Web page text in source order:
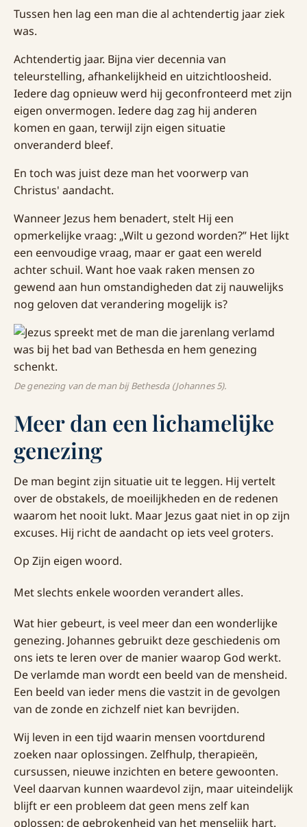
Tussen hen lag een man die al achtendertig jaar ziek
was.
Achtendertig jaar. Bijna vier decennia van
teleurstelling, afhankelijkheid en uitzichtloosheid.
Iedere dag opnieuw werd hij geconfronteerd met zijn
eigen onvermogen. Iedere dag zag hij anderen
komen en gaan, terwijl zijn eigen situatie
onveranderd bleef.
En toch was juist deze man het voorwerp van
Christus' aandacht.
Wanneer Jezus hem benadert, stelt Hij een
opmerkelijke vraag: „Wilt u gezond worden?” Het lijkt
een eenvoudige vraag, maar er gaat een wereld
achter schuil. Want hoe vaak raken mensen zo
gewend aan hun omstandigheden dat zij nauwelijks
nog geloven dat verandering mogelijk is?
De genezing van de man bij Bethesda (Johannes 5).
Meer dan een lichamelijke
genezing
De man begint zijn situatie uit te leggen. Hij vertelt
over de obstakels, de moeilijkheden en de redenen
waarom het nooit lukt. Maar Jezus gaat niet in op zijn
excuses. Hij richt de aandacht op iets veel groters.
Op Zijn eigen woord.
Met slechts enkele woorden verandert alles.
Wat hier gebeurt, is veel meer dan een wonderlijke
genezing. Johannes gebruikt deze geschiedenis om
ons iets te leren over de manier waarop God werkt.
De verlamde man wordt een beeld van de mensheid.
Een beeld van ieder mens die vastzit in de gevolgen
van de zonde en zichzelf niet kan bevrijden.
Wij leven in een tijd waarin mensen voortdurend
zoeken naar oplossingen. Zelfhulp, therapieën,
cursussen, nieuwe inzichten en betere gewoonten.
Veel daarvan kunnen waardevol zijn, maar uiteindelijk
blijft er een probleem dat geen mens zelf kan
oplossen: de gebrokenheid van het menselijk hart.